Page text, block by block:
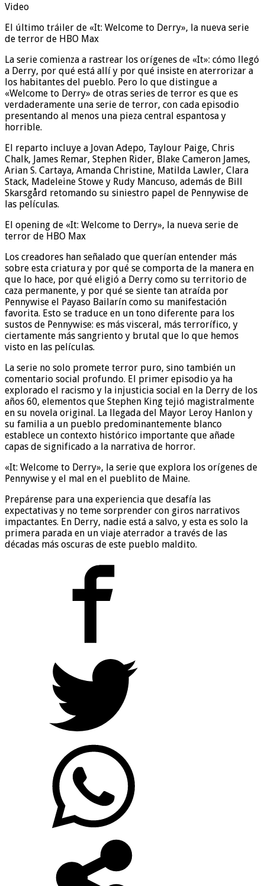
Video
El último tráiler de «It: Welcome to Derry», la nueva serie
de terror de HBO Max
La serie comienza a rastrear los orígenes de «It»: cómo llegó
a Derry, por qué está allí y por qué insiste en aterrorizar a
los habitantes del pueblo. Pero lo que distingue a
«Welcome to Derry» de otras series de terror es que es
verdaderamente una serie de terror, con cada episodio
presentando al menos una pieza central espantosa y
horrible.
El reparto incluye a Jovan Adepo, Taylour Paige, Chris
Chalk, James Remar, Stephen Rider, Blake Cameron James,
Arian S. Cartaya, Amanda Christine, Matilda Lawler, Clara
Stack, Madeleine Stowe y Rudy Mancuso, además de Bill
Skarsgård retomando su siniestro papel de Pennywise de
las películas.
El opening de «It: Welcome to Derry», la nueva serie de
terror de HBO Max
Los creadores han señalado que querían entender más
sobre esta criatura y por qué se comporta de la manera en
que lo hace, por qué eligió a Derry como su territorio de
caza permanente, y por qué se siente tan atraída por
Pennywise el Payaso Bailarín como su manifestación
favorita. Esto se traduce en un tono diferente para los
sustos de Pennywise: es más visceral, más terrorífico, y
ciertamente más sangriento y brutal que lo que hemos
visto en las películas.
La serie no solo promete terror puro, sino también un
comentario social profundo. El primer episodio ya ha
explorado el racismo y la injusticia social en la Derry de los
años 60, elementos que Stephen King tejió magistralmente
en su novela original. La llegada del Mayor Leroy Hanlon y
su familia a un pueblo predominantemente blanco
establece un contexto histórico importante que añade
capas de significado a la narrativa de horror.
«It: Welcome to Derry», la serie que explora los orígenes de
Pennywise y el mal en el pueblito de Maine.
Prepárense para una experiencia que desafía las
expectativas y no teme sorprender con giros narrativos
impactantes. En Derry, nadie está a salvo, y esta es solo la
primera parada en un viaje aterrador a través de las
décadas más oscuras de este pueblo maldito.